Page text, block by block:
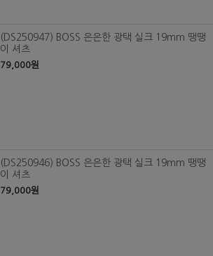
(DS250947) BOSS 은은한 광택 실크 19mm 땡땡
이 셔츠
79,000원
(DS250946) BOSS 은은한 광택 실크 19mm 땡땡
이 셔츠
79,000원